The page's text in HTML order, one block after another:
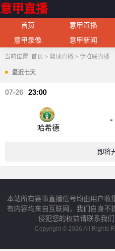
意甲直播
首页 意甲直播
意甲录像
意甲新闻
当前位置: 首页 > 篮球直播> 伊拉联直播
最近七天
23:00
07-26
哈希德
-
即将
本站所有赛事直播信号均由用户收
有内容均来自互联网，我们自身不
侵犯您的权益请联系我
Copyright © 2026 All Rights